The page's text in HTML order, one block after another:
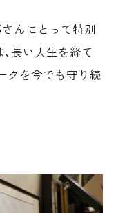
んにとって特別
長い人生を経て
クを今でも守り続